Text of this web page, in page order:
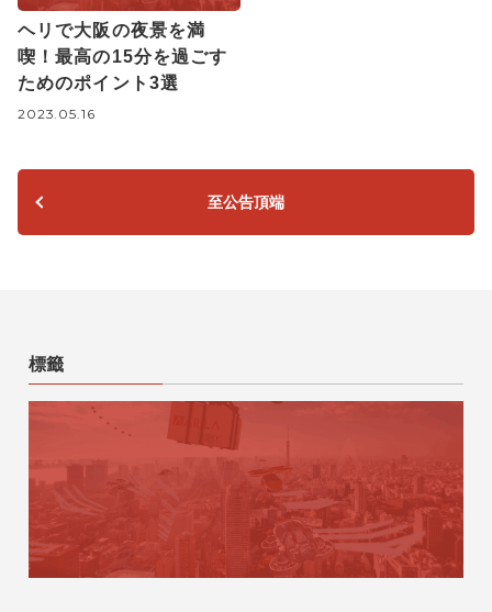
標籤
ヘリで大阪の夜景を満
喫！最高の15分を過ごす
ためのポイント3選
2023.05.16
至公告頂端